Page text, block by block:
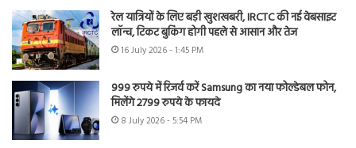
रेल यात्रियों के लिए बड़ी खुशखबरी, IRCTC की नई वेबसाइट
लॉन्च, टिकट बुकिंग होगी पहले से आसान और तेज
16 July 2026 - 1:45 PM
999 रुपये में रिजर्व करें Samsung का नया फोल्डेबल फोन,
मिलेंगे 2799 रुपये के फायदे
8 July 2026 - 5:54 PM